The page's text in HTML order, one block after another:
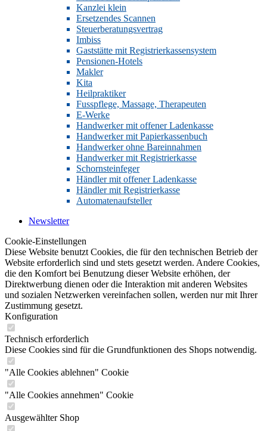
Kanzlei klein
Ersetzendes Scannen
Steuerberatungsvertrag
Imbiss
Gaststätte mit Registrierkassensystem
Pensionen-Hotels
Makler
Kita
Heilpraktiker
Fusspflege, Massage, Therapeuten
E-Werke
Handwerker mit offener Ladenkasse
Handwerker mit Papierkassenbuch
Handwerker ohne Bareinnahmen
Handwerker mit Registrierkasse
Schornsteinfeger
Händler mit offener Ladenkasse
Händler mit Registrierkasse
Automatenaufsteller
Newsletter
Cookie-Einstellungen
Diese Website benutzt Cookies, die für den technischen Betrieb der
Website erforderlich sind und stets gesetzt werden. Andere Cookies,
die den Komfort bei Benutzung dieser Website erhöhen, der
Direktwerbung dienen oder die Interaktion mit anderen Websites
und sozialen Netzwerken vereinfachen sollen, werden nur mit Ihrer
Zustimmung gesetzt.
Konfiguration
Technisch erforderlich
Diese Cookies sind für die Grundfunktionen des Shops notwendig.
"Alle Cookies ablehnen" Cookie
"Alle Cookies annehmen" Cookie
Ausgewählter Shop